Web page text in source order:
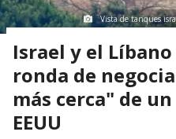
Vista de tanques
Israel y el
ronda de
más cerca" de
EEUU